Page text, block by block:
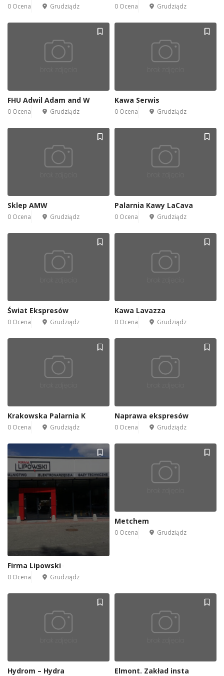
0 Ocena Grudziądz 0 Ocena Grudziądz
FHU Adwil Adam and W
0 Ocena Grudziądz
Kawa Serwis
0 Ocena Grudziądz
Sklep AMW
0 Ocena Grudziądz
Palarnia Kawy LaCava
0 Ocena Grudziądz
Świat Ekspresów
0 Ocena Grudziądz
Kawa Lavazza
0 Ocena Grudziądz
Krakowska Palarnia K
0 Ocena Grudziądz
Naprawa ekspresów
0 Ocena Grudziądz
Firma Lipowski ̵
0 Ocena Grudziądz
Metchem
0 Ocena Grudziądz
Hydrom – Hydra Elmont. Zakład insta